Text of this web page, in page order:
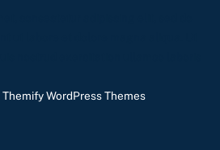
•Themify WordPress Themes